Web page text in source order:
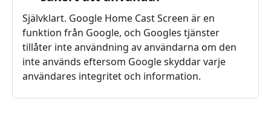
Självklart. Google Home Cast Screen är en
funktion från Google, och Googles tjänster
tillåter inte användning av användarna om den
inte används eftersom Google skyddar varje
användares integritet och information.